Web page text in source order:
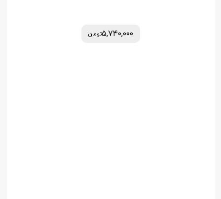
5,740,000تومان